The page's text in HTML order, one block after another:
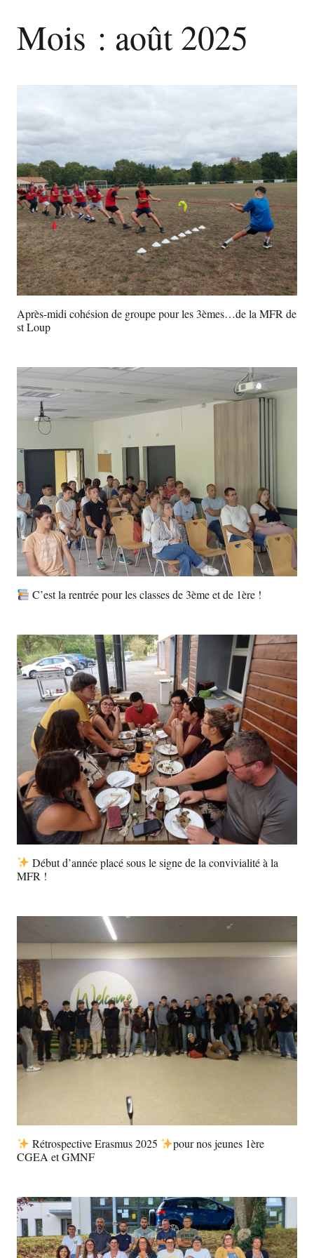
Mois : août 2025
Après-midi cohésion de groupe pour les 3èmes…de la MFR de
st Loup
C’est la rentrée pour les classes de 3ème et de 1ère !
Début d’année placé sous le signe de la convivialité à la
MFR !
Rétrospective Erasmus 2025
pour nos jeunes 1ère
CGEA et GMNF